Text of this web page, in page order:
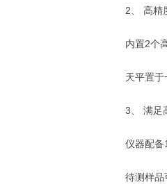
2、 高精
内置2个
天平置
3、 满足
仪器配备
待测样品